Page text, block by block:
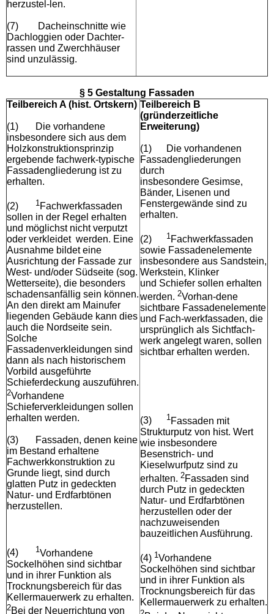
herzustel-len.
(7)
Dacheinschnitte wie
Dachloggien oder Dachter-
rassen und Zwerchhäuser
sind unzulässig.
§ 5 Gestaltung Fassaden
Teilbereich A (hist. Ortskern)
(1)
Die vorhandene
insbesondere sich aus dem
Holzkonstruktionsprinzip
ergebende fachwerk-typische
Fassadengliederung ist zu
erhalten.
(2) 1 Fachwerkfassaden
sollen in der Regel erhalten
und möglichst nicht verputzt
oder verkleidet werden. Eine
Ausnahme bildet eine
Ausrichtung der Fassade zur
West- und/oder Südseite (sog.
Wetterseite), die besonders
schadensanfällig sein können.
An den direkt am Mainufer
liegenden Gebäude kann dies
auch die Nordseite sein.
Solche
Fassadenverkleidungen sind
dann als nach historischem
Vorbild ausgeführte
Schieferdeckung auszuführen.
2Vorhandene
Schieferverkleidungen sollen
erhalten werden.
(3)
Fassaden, denen keine
im Bestand erhaltene
Fachwerkkonstruktion zu
Grunde liegt, sind durch
glatten Putz in gedeckten
Natur- und Erdfarbtönen
herzustellen.
(4) 1Vorhandene
Sockelhöhen sind sichtbar
und in ihrer Funktion als
Trocknungsbereich für das
Kellermauerwerk zu erhalten.
2Bei der Neuerrichtung von
Teilbereich B
(gründerzeitliche
Erweiterung)
(1)
Die vorhandenen
Fassadengliederungen
durch
insbesondere Gesimse,
Bänder, Lisenen und
Fenstergewände sind zu
erhalten.
(2) 1 Fachwerkfassaden
sowie Fassadenelemente
insbesondere aus Sandstein,
Werkstein, Klinker
und Schiefer sollen erhalten
werden. 2Vorhan-dene
sichtbare Fassadenelemente
und Fach-werkfassaden, die
ursprünglich als Sichtfach-
werk angelegt waren, sollen
sichtbar erhalten werden.
(3) 1Fassaden mit
Strukturputz von hist. Wert
wie insbesondere
Besenstrich- und
Kieselwurfputz sind zu
erhalten. 2Fassaden sind
durch Putz in gedeckten
Natur- und Erdfarbtönen
herzustellen oder der
nachzuweisenden
bauzeitlichen Ausführung.
(4) 1Vorhandene
Sockelhöhen sind sichtbar
und in ihrer Funktion als
Trocknungsbereich für das
Kellermauerwerk zu erhalten.